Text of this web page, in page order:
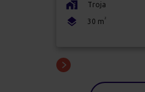
Troja
30 m 2